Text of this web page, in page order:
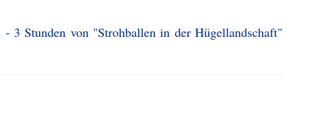
3 Stunden von "Strohballen in der Hügellandschaft"